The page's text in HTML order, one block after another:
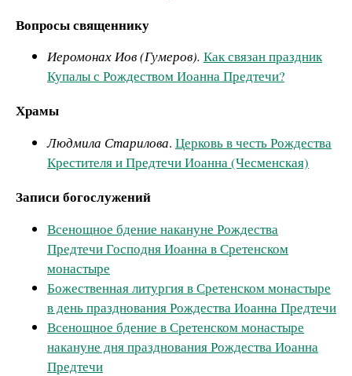
Вопросы священнику
Иеромонах Иов (Гумеров). Как связан праздник
Купалы с Рождеством Иоанна Предтечи?
Храмы
Людмила Старилова. Церковь в честь Рождества
Крестителя и Предтечи Иоанна (Чесменская)
Записи богослужений
Всенощное бдение накануне Рождества
Предтечи Господня Иоанна в Сретенском
монастыре
Божественная литургия в Сретенском монастыре
в день празднования Рождества Иоанна Предтечи
Всенощное бдение в Сретенском монастыре
накануне дня празднования Рождества Иоанна
Предтечи